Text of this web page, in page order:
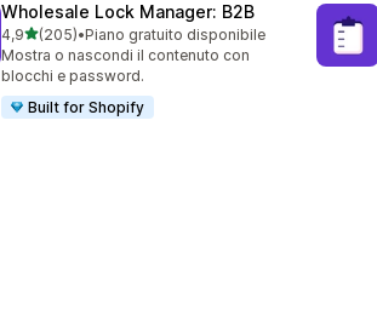
Wholesale Lock Manager: B2B
4,9stelle su 5
(205)
205 recensioni totali
•Piano gratuito disponibile
Mostra o nascondi il contenuto con
blocchi e password.
Built for Shopify